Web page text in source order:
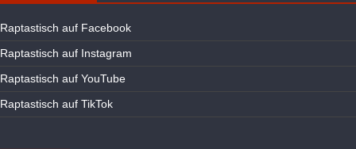
Raptastisch auf Facebook
Raptastisch auf Instagram
Raptastisch auf YouTube
Raptastisch auf TikTok